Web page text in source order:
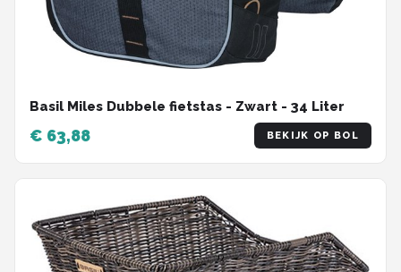
Basil Miles Dubbele fietstas - Zwart - 34 Liter
€ 63,88 BEKIJK OP BOL